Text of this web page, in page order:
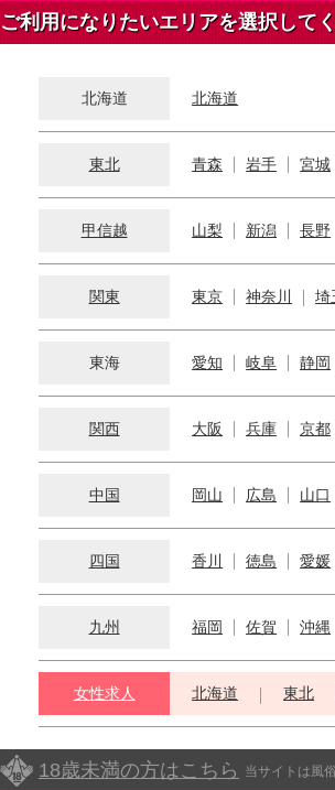
ご利用になりたいエリアを選択して
北海道 北海道
東北 青森 岩手 宮城
甲信越 山梨 新潟 長野
関東 東京 神奈川 埼
東海 愛知 岐阜 静岡
関西 大阪 兵庫 京都
中国 岡山 広島 山口
四国 香川 徳島 愛媛
九州 福岡 佐賀 沖縄
女性求人 北海道 東北
18歳未満の方はこちら 当サイトは風